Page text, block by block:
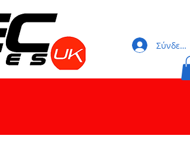
Σύνδεση